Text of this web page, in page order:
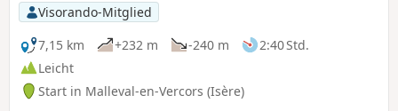
Visorando-Mitglied
7,15 km
+232 m -240 m
2:40 Std.
Leicht
Start in Malleval-en-Vercors (Isère)